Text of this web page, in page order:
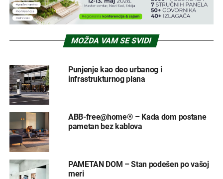
MOŽDA VAM SE SVIDI
Punjenje kao deo urbanog i
infrastrukturnog plana
ABB-free@home® – Kada dom postane
pametan bez kablova
PAMETAN DOM – Stan podešen po vašoj
meri